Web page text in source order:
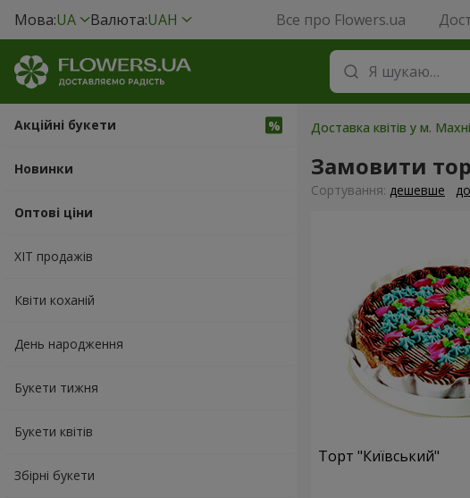
Мова:UA Валюта:UAH Все про Flowers.ua
Акційні букети
Новинки
Оптові ціни
ХІТ продажів
Квіти коханій
День народження
Букети тижня
Букети квітів
Збірні букети
Доставка квітів у м.
Замовити
Сортування: дешевше
Торт "Київський"